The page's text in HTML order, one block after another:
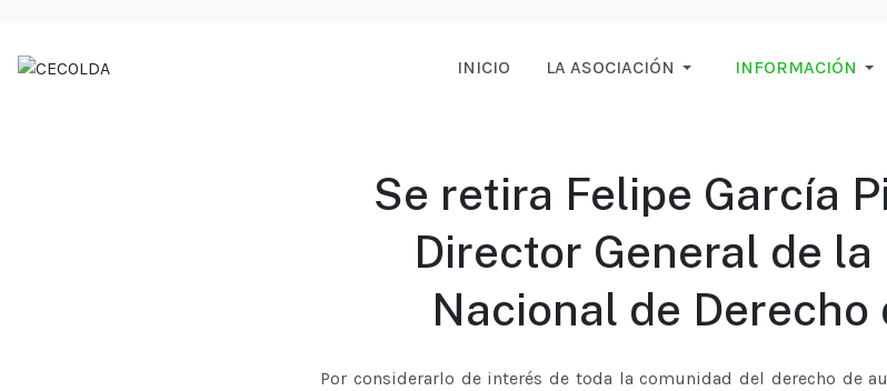
INICIO LA ASOCIACIÓN INFORMACIÓN
Se retira Felipe García
Director General de la
Nacional de Derecho
Por considerarlo de interés de toda la comunidad del derecho de